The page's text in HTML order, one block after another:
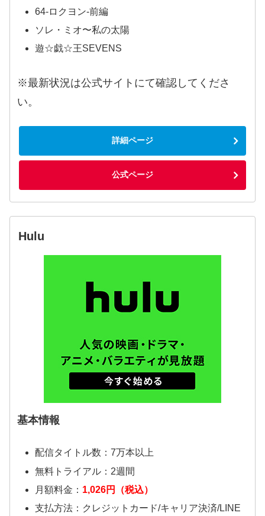
64-ロクヨン-前編
ソレ・ミオ〜私の太陽
遊☆戯☆王SEVENS
※最新状況は公式サイトにて確認してくださ
い。
詳細ページ
公式ページ
Hulu
基本情報
配信タイトル数：7万本以上
無料トライアル：2週間
月額料金： 1,026円（税込）
支払方法：クレジットカード/キャリア決済/LINE